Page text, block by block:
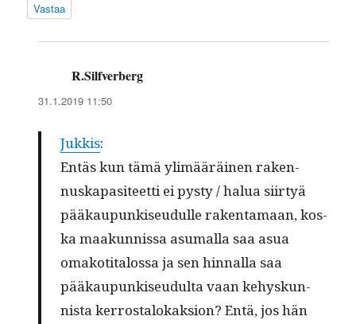
Vastaa
R.Silfverberg
31.1.2019 11:50
Jukkis:
Entäs kun tämä ylimääräi­nen raken­
nuska­p­a­siteet­ti ei pysty / halua siir­tyä
pääkaupunkiseudulle rak­en­ta­maan, kos­
ka maakun­nis­sa asumal­la saa asua
omakoti­talos­sa ja sen hin­nal­la saa
pääkaupunkiseudul­ta vaan kehyskun­
nista ker­rostalokak­sion? Entä, jos hän